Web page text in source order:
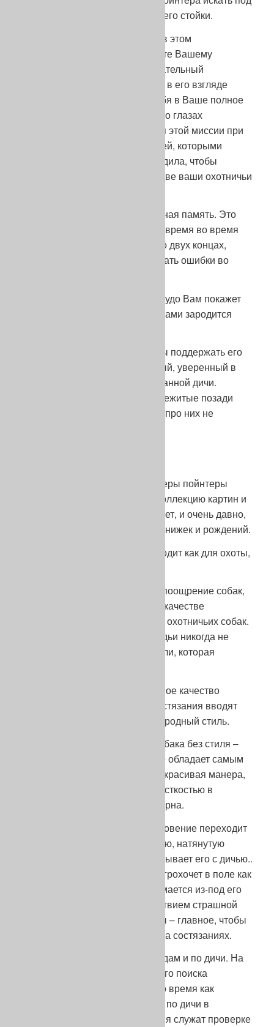
ружьем, не доверяя твердости его стойки.
Как только Вы будете уверены в этом
первостепенном свойстве, дайте Вашему
пойнтеру раскрыть свой замечательный
охотничий талант и Вы увидите в его взгляде
удовольствие предоставить себя в Ваше полное
распоряжение. Вы увидите в его глазах
удовлетворение от выполнения этой миссии при
помощи огромных возможностей, которыми
природа его великодушно снабдила, чтобы
удовлетворить одновременно две ваши охотничьи
У пойнтера, как правило, отличная память. Это
способность может сэкономить время во время
обучения собаки, но это палка о двух концах,
поэтому лучше избегать допускать ошибки во
Таким образом, это охотничье чудо Вам покажет
весь свой потенциал и между Вами зародится
Взгляд, незаметный жест, чтобы поддержать его
инициативу и вот он ободренный, уверенный в
себе, снова в поиске такой желанной дичи.
Исключительные моменты, пережитые позади
этих машин охоты.. Вы никогда про них не
На закате моей судейской карьеры пойнтеры
подарили мне внушительную коллекцию картин и
воспоминаний. Эта порода имеет, и очень давно,
лучшее соотношение рабочих книжек и рождений.
То есть она замечательно подходит как для охоты,
Предназначение состязаний – поощрение собак,
которые будут использованы в качестве
производителей для получения охотничьих собак.
Я уже говорил: это главное. Судьи никогда не
должны отклоняться от этой цели, которая
Но если на охоте первостепенное качество
собаки – ее эффективность, состязания вводят
дополнительный параметр – породный стиль.
Стиль – это одежда собаки.. Собака без стиля –
собака без породы. Пойнтер же обладает самым
красивым гардеробом – самая красивая манера,
самая специфическая, с той жесткостью в
отработке, которая ему характерна.
Его стремительный галоп в мгновение переходит
в гордую, доминирующую статую, натянутую
невидимой нитью, которая связывает его с дичью..
Это и есть пойнтер. Его стойка грохочет в поле как
ружейный выстрел, пыль вздымается из-под его
лап, окаменевших под воздействием страшной
силы. Такая типичность манеры – главное, чтобы
получить наивысшую награду на состязаниях.
Состязания различаются по видам и по дичи. На
мой взгляд, состязания большого поиска
выявляют производителей, в то время как
состязания охотничьего поиска по дичи в
естественной среде ее обитания служат проверке